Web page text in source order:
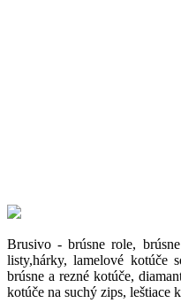
Brusivo - brúsne role,
listy,hárky, lamelové kotúče
brúsne a rezné kotúče,
kotúče na suchý zips, leštiace